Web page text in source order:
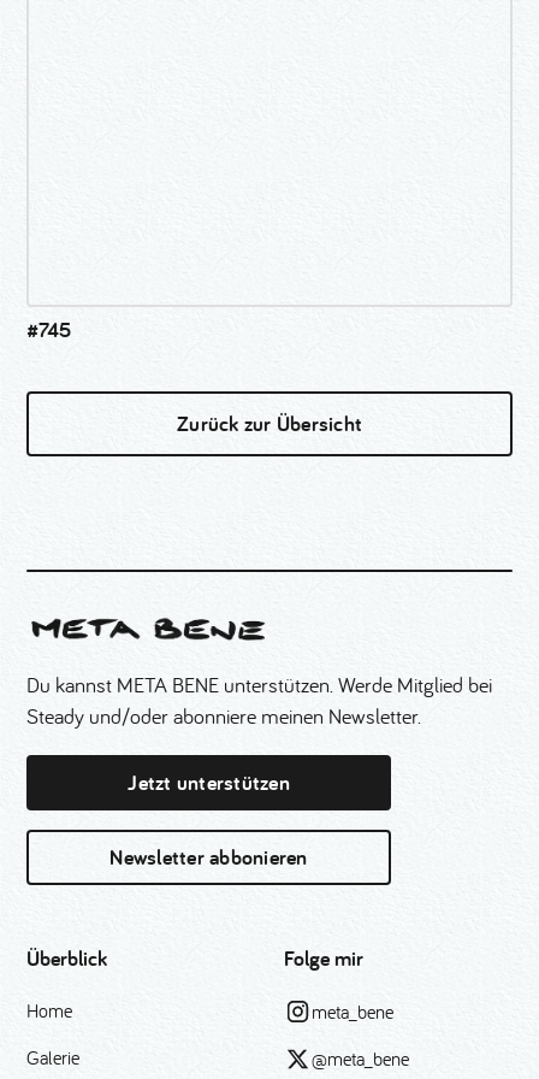
#745
Zurück zur Übersicht
Du kannst META BENE unterstützen. Werde Mitglied bei
Steady und/oder abonniere meinen Newsletter.
Jetzt unterstützen
Newsletter abbonieren
Überblick
Home
Galerie
Folge mir
meta_bene
@meta_bene